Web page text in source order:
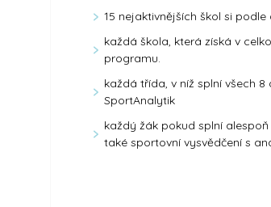
15 nejaktivnějších škol si
každá škola, která získá v
programu.
každá třída, v níž splní všech
SportAnalytik
každý žák pokud splní
také sportovní vysvědčení s